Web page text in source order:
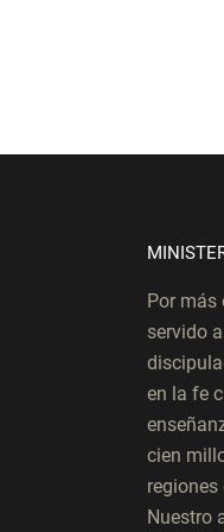
Por más
servido
en la fe
cien
Nuestro